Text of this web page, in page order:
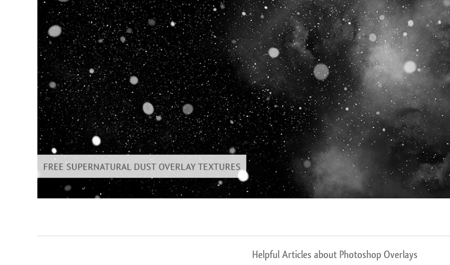
Usługi retuszu produktów Usługi retuszu biżuterii Dane Treningowe AI
Helpful Articles about Photoshop Overlays